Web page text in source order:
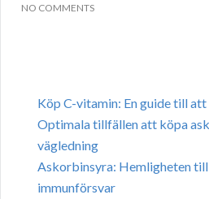
NO COMMENTS
Köp C-vitamin: En guide till
Optimala tillfällen att köpa
vägledning
Askorbinsyra: Hemligheten
immunförsvar